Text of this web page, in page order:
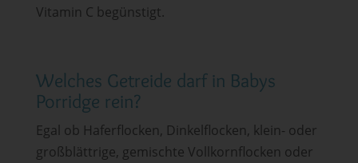
Vitamin C begünstigt.
Welches Getreide darf in Babys
Porridge rein?
Egal ob Haferflocken, Dinkelflocken, klein- oder
großblättrige, gemischte Vollkornflocken oder